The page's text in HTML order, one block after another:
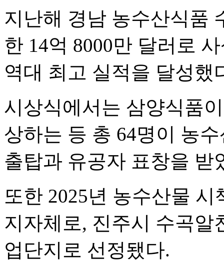
지난해 경남 농수산식품
한 14억 8000만 달러로
역대 최고 실적을 달성했
시상식에서는 삼양식품
상하는 등 총 64명이 농
출탑과 유공자 표창을 받
또한 2025년 농수산물
지자체로, 진주시 수곡알
업단지로 선정됐다.